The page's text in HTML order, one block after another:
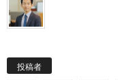
投稿者